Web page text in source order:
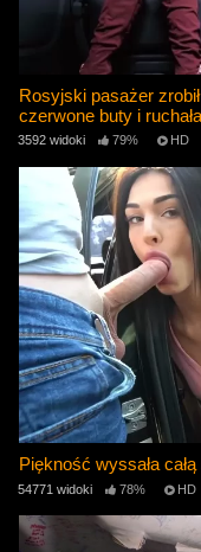
Rosyjski pasażer
czerwone buty i
3592 widoki 79% HD
Piękność wyssała
54771 widoki 78% HD